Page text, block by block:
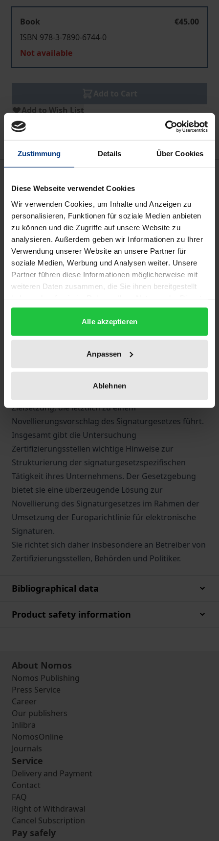
Zustimmung Details Über Cookies
Diese Webseite verwendet Cookies
Wir verwenden Cookies, um Inhalte und Anzeigen zu
personalisieren, Funktionen für soziale Medien anbieten
zu können und die Zugriffe auf unsere Website zu
analysieren. Außerdem geben wir Informationen zu Ihrer
Verwendung unserer Website an unsere Partner für
soziale Medien, Werbung und Analysen weiter. Unsere
Partner führen diese Informationen möglicherweise mit
weiteren Daten zusammen, die Sie ihnen bereitgestellt
gesammelt haben.
Alle akzeptieren
Anpassen
Ablehnen
Book
€45.00
ISBN 978-3-7890-6744-0
Not available
Add to Cart
Add to Wish List
Delivery cost notice
Die rechtlichen Möglichkeiten der Organisation von
Zertifizierungsstellen orientieren sich an der
Zielkonkurrenz zwischen faktischer Sicherheit der
Signaturverfahren einerseits und der Flexibilität in
der Organisation von Zertifizierungsstellen
andererseits.
Die Arbeit untersucht zum einen, welche Freiräume
Organisation der Aufgaben bietet, um die
Praktikabilität des Gesetzes zu sichern. Zum
anderen prüft sie unterschiedliche
Organisationsformen des privaten und des
öffentlichen Rechts und durch sie hervorgerufene
Zielsetzung, die letztlich zu einem
Novellierungsvorschlag des Signaturgesetzes führt.
Insgesamt gibt die Untersuchung
Zertifizierungsstellen wichtige Hinweise zur
Strukturierung der signaturgesetzspezifischen
Tätigkeit ihres Unternehmens. Der Gesetzgebung
bietet sie eine überzeugende Lösung zur
Novellierung des Signaturgesetzes im Rahmen der
Umsetzung der Europarichtlinie für elektronische
Signaturen.
Sie richtet sich daher insbesondere an Betreiber von
Zertifizierungsstellen, Behörden und Politiker.
Bibliographical data
Product safety information
About Nomos
Nomos Publishing
Press Service
Career
Our publishers
Inlibra
NomosOnline
Journals
Service
Delivery and Payment
Contact
FAQ
Right of Withdrawal
Cancel Subscription
Pay safely